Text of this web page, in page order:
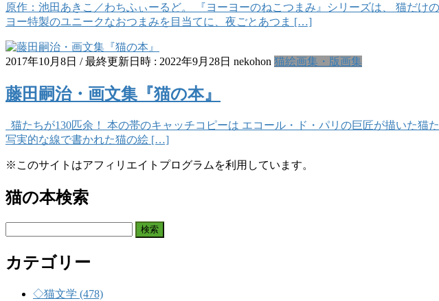
原作：池田あきこ／わちふぃーるど。 『ヨーヨーのねこつまみ』シリーズは、 猫だ
ヨー特製のユニークなおつまみを目当てに、夜ごとあつま […]
2017年10月8日 / 最終更新日時 : 2022年9月28日 nekohon 猫絵画集・版画集
藤田嗣治・画文集『猫の本』
猫たちが130匹余！ 本の帯のキャッチコピーは エコール・ド・パリの巨匠が描いた
写実的な線で書かれた猫の絵 […]
※このサイトはアフィリエイトプログラムを利用しています。
猫の本検索
カテゴリー
◇猫文学 (478)